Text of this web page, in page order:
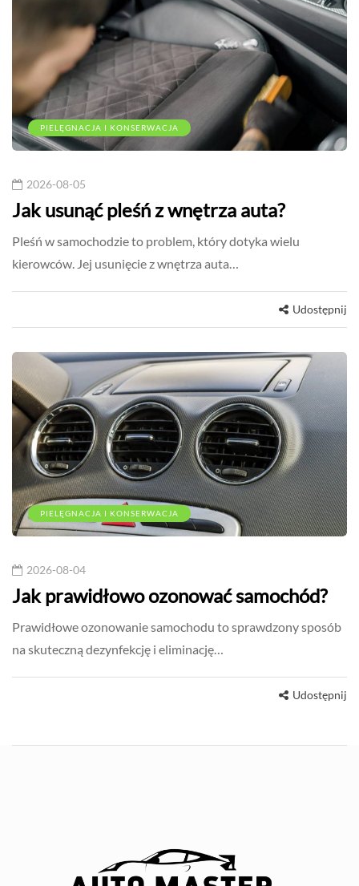
PIELĘGNACJA I KONSERWACJA
2026-08-05
Jak usunąć pleśń z wnętrza auta?
Pleśń w samochodzie to problem, który dotyka wielu
kierowców. Jej usunięcie z wnętrza auta…
Udostępnij
PIELĘGNACJA I KONSERWACJA
2026-08-04
Jak prawidłowo ozonować samochód?
Prawidłowe ozonowanie samochodu to sprawdzony sposób
na skuteczną dezynfekcję i eliminację…
Udostępnij